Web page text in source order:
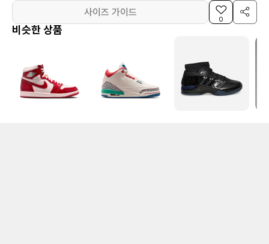
사이즈 가이드
0
비슷한 상품